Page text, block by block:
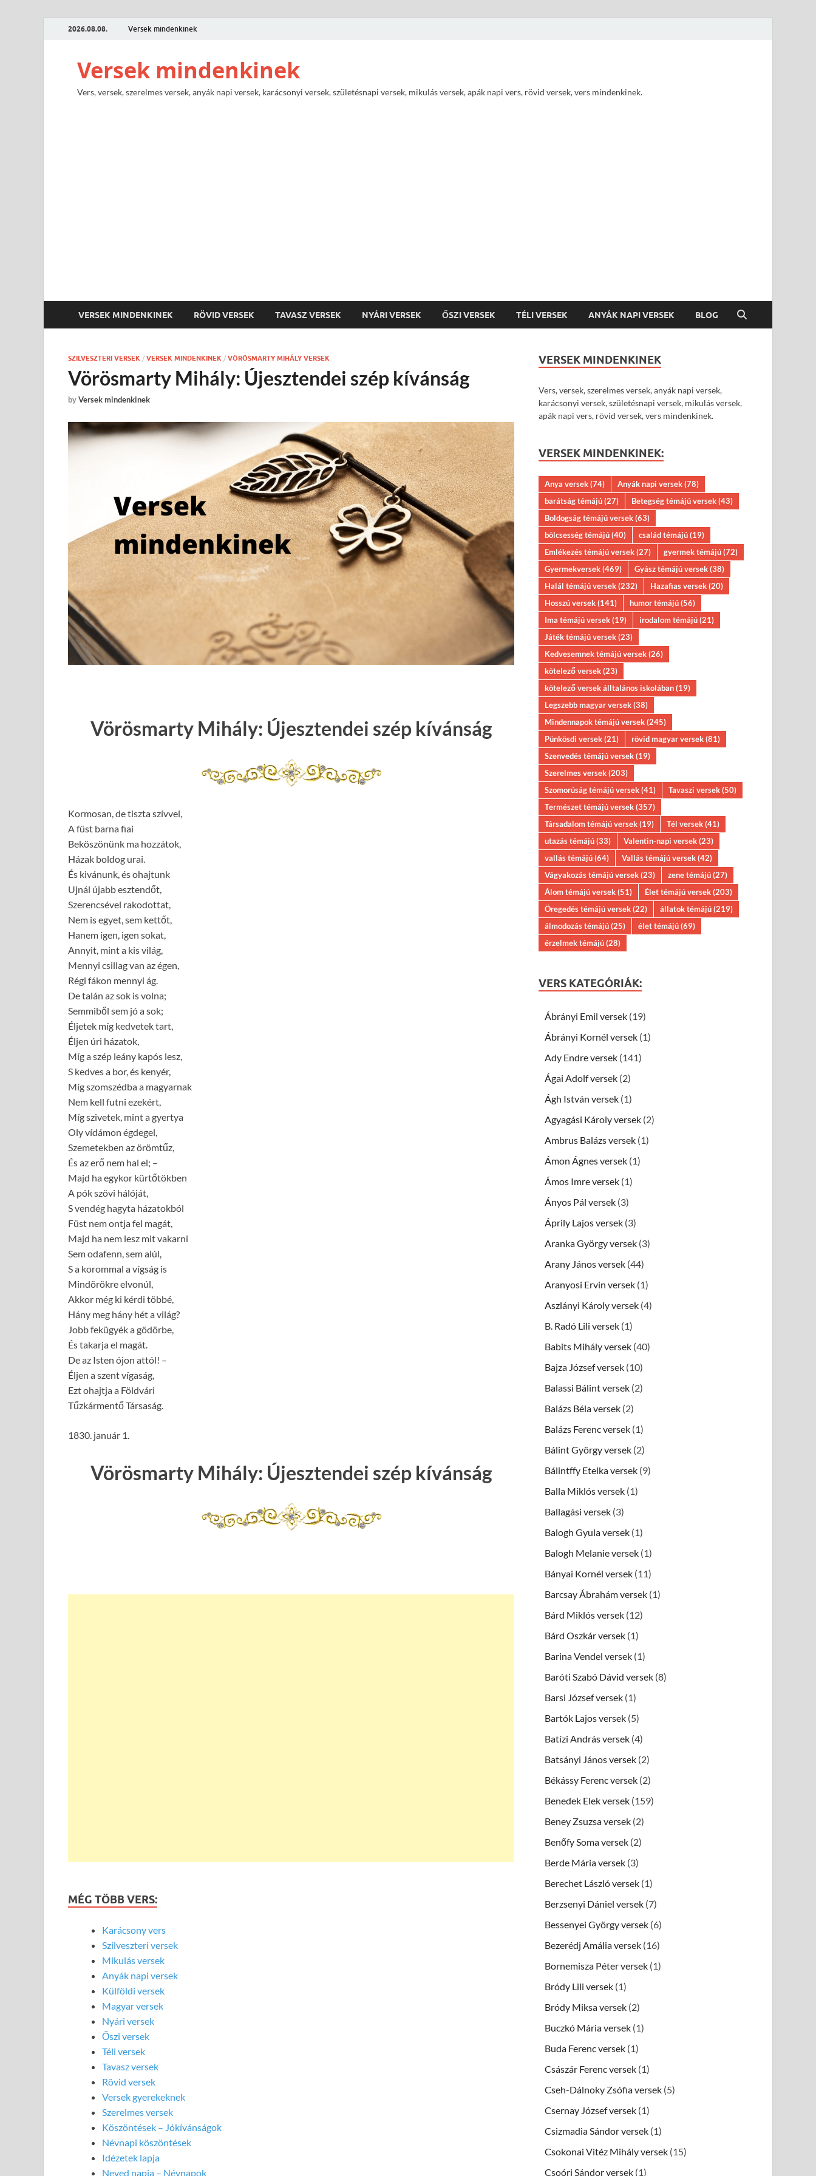
2026.08.08. Versek mindenkinek
Versek mindenkinek
Vers, versek, szerelmes versek, anyák napi versek, karácsonyi versek, születésnapi versek, mikulás versek, apák napi vers, rövid versek, vers mindenkinek.
VERSEK MINDENKINEK RÖVID VERSEK TAVASZ VERSEK NYÁRI VERSEK ŐSZI VERSEK TÉLI VERSEK ANYÁK NAPI VERSEK BLOG
SZILVESZTERI VERSEK / VERSEK MINDENKINEK / VÖRÖSMARTY MIHÁLY VERSEK
Vörösmarty Mihály: Újesztendei szép kívánság
byVersek mindenkinek
Vörösmarty Mihály: Újesztendei szép kívánság
Kormosan, de tiszta szívvel,
A füst barna fiai
Beköszönünk ma hozzátok,
Házak boldog urai.
És kivánunk, és ohajtunk
Ujnál újabb esztendőt,
Szerencsével rakodottat,
Nem is egyet, sem kettőt,
Hanem igen, igen sokat,
Annyit, mint a kis világ,
Mennyi csillag van az égen,
Régi fákon mennyi ág.
De talán az sok is volna;
Semmiből sem jó a sok;
Éljetek míg kedvetek tart,
Éljen úri házatok,
Míg a szép leány kapós lesz,
S kedves a bor, és kenyér,
Míg szomszédba a magyarnak
Nem kell futni ezekért,
Míg szivetek, mint a gyertya
Oly vídámon égdegel,
Szemetekben az örömtűz,
És az erő nem hal el; –
Majd ha egykor kürtőtökben
A pók szövi hálóját,
S vendég hagyta házatokból
Füst nem ontja fel magát,
Majd ha nem lesz mit vakarni
Sem odafenn, sem alúl,
S a korommal a vígság is
Mindörökre elvonúl,
Akkor még ki kérdi többé,
Hány meg hány hét a világ?
Jobb fekügyék a gödörbe,
És takarja el magát.
De az Isten ójon attól! –
Éljen a szent vígaság,
Ezt ohajtja a Földvári
Tűzkármentő Társaság.
1830. január 1.
Vörösmarty Mihály: Újesztendei szép kívánság
MÉG TÖBB VERS:
Karácsony vers
Szilveszteri versek
Mikulás versek
Anyák napi versek
Külföldi versek
Magyar versek
Nyári versek
Őszi versek
Téli versek
Tavasz versek
Rövid versek
Versek gyerekeknek
Szerelmes versek
Köszöntések – Jókívánságok
Névnapi köszöntések
Idézetek lapja
Neved napja – Névnapok
VERSEK MINDENKINEK
Vers, versek, szerelmes versek, anyák napi versek,
karácsonyi versek, születésnapi versek, mikulás versek,
apák napi vers, rövid versek, vers mindenkinek.
VERSEK MINDENKINEK:
Anya versek(74) Anyák napi versek(78)
barátság témájú(27) Betegség témájú versek(43)
Boldogság témájú versek(63)
bölcsesség témájú(40) család témájú(19)
Emlékezés témájú versek(27) gyermek témájú(72)
Gyermekversek(469) Gyász témájú versek(38)
Halál témájú versek(232) Hazafias versek(20)
Hosszú versek(141) humor témájú(56)
Ima témájú versek(19) irodalom témájú(21)
Játék témájú versek(23)
Kedvesemnek témájú versek(26)
kötelező versek(23)
kötelező versek álltalános iskolában(19)
Legszebb magyar versek(38)
Mindennapok témájú versek(245)
Pünkösdi versek(21) rövid magyar versek(81)
Szenvedés témájú versek(19)
Szerelmes versek(203)
Szomorúság témájú versek(41) Tavaszi versek(50)
Természet témájú versek(357)
Társadalom témájú versek(19) Tél versek(41)
utazás témájú(33) Valentin-napi versek(23)
vallás témájú(64) Vallás témájú versek(42)
Vágyakozás témájú versek(23) zene témájú(27)
Álom témájú versek(51) Élet témájú versek(203)
Öregedés témájú versek(22) állatok témájú(219)
álmodozás témájú(25) élet témájú(69)
érzelmek témájú(28)
VERS KATEGÓRIÁK:
Ábrányi Emil versek (19)
Ábrányi Kornél versek (1)
Ady Endre versek (141)
Ágai Adolf versek (2)
Ágh István versek (1)
Agyagási Károly versek (2)
Ambrus Balázs versek (1)
Ámon Ágnes versek (1)
Ámos Imre versek (1)
Ányos Pál versek (3)
Áprily Lajos versek (3)
Aranka György versek (3)
Arany János versek (44)
Aranyosi Ervin versek (1)
Aszlányi Károly versek (4)
B. Radó Lili versek (1)
Babits Mihály versek (40)
Bajza József versek (10)
Balassi Bálint versek (2)
Balázs Béla versek (2)
Balázs Ferenc versek (1)
Bálint György versek (2)
Bálintffy Etelka versek (9)
Balla Miklós versek (1)
Ballagási versek (3)
Balogh Gyula versek (1)
Balogh Melanie versek (1)
Bányai Kornél versek (11)
Barcsay Ábrahám versek (1)
Bárd Miklós versek (12)
Bárd Oszkár versek (1)
Barina Vendel versek (1)
Baróti Szabó Dávid versek (8)
Barsi József versek (1)
Bartók Lajos versek (5)
Batízi András versek (4)
Batsányi János versek (2)
Békássy Ferenc versek (2)
Benedek Elek versek (159)
Beney Zsuzsa versek (2)
Benőfy Soma versek (2)
Berde Mária versek (3)
Berechet László versek (1)
Berzsenyi Dániel versek (7)
Bessenyei György versek (6)
Bezerédj Amália versek (16)
Bornemisza Péter versek (1)
Bródy Lili versek (1)
Bródy Miksa versek (2)
Buczkó Mária versek (1)
Buda Ferenc versek (1)
Császár Ferenc versek (1)
Cseh-Dálnoky Zsófia versek (5)
Csernay József versek (1)
Csizmadia Sándor versek (1)
Csokonai Vitéz Mihály versek (15)
Csoóri Sándor versek (1)